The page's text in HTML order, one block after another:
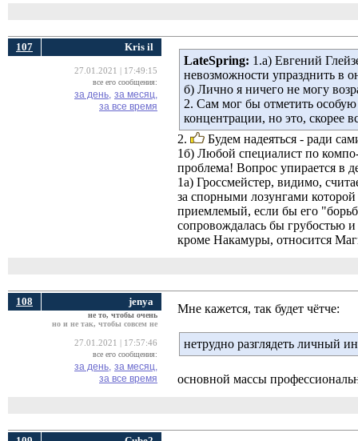
107 Kris il
27.01.2021 | 17:49:15
все его сообщения:
за день, за месяц,
за все время
LateSpring: 1.а) Евгений
невозможности упразднить в
б) Лично я ничего не могу
2. Сам мог бы отметить особую
концентрации, но это, скорее
2.
Будем надеяться - ради
1б) Любой специалист по
проблема! Вопрос упирается в
1а) Гроссмейстер, видимо,
за спорными лозунгами
приемлемый, если бы его
сопровождалась бы грубостью
кроме Накамуры, относится
108 jenya
не то, чтобы очень
но и не так, чтобы совсем не
27.01.2021 | 17:57:46
все его сообщения:
за день, за месяц,
за все время
Мне кажется, так будет чётче:
нетрудно разглядеть личный
основной массы